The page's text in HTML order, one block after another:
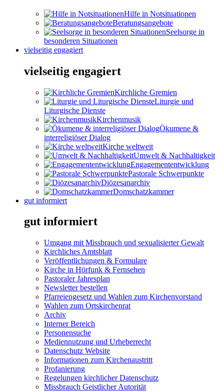
Hilfe in Notsituationen
Beratungsangebote
Seelsorge in
besonderen Situationen
vielseitig engagiert
vielseitig engagiert
Kirchliche Gremien
Liturgie und
Liturgische Dienste
Kirchenmusik
Ökumene &
interreligiöser Dialog
Kirche weltweit
Umwelt & Nachhaltigkeit
Engagemententwicklung
Pastorale Schwerpunkte
Diözesanarchiv
Domschatzkammer
gut informiert
gut informiert
Umgang mit Missbrauch und sexualisierter Gewalt
Kirchliches Amtsblatt
Veröffentlichungen & Formulare
Kirche in Hörfunk & Fernsehen
Pastoraler Jahresplan
Newsletter bestellen
Pfarreiengesetz und Wahlen zum Kirchenvorstand
Wahlen zum Ortskirchenrat
Archiv
Interner Bereich
Personensuche
Mediennutzung und Urheberrecht
Datenschutz Website
Informationen zum Kirchenaustritt
Profanierung
Regelungen kirchlicher Datenschutz
Missbrauch Geistlicher Autorität